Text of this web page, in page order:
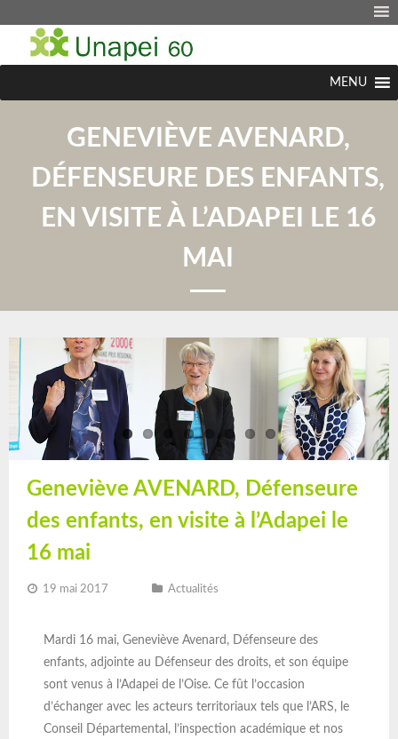
MENU
GENEVIÈVE AVENARD,
DÉFENSEURE DES ENFANTS,
EN VISITE À L’ADAPEI LE 16
MAI
Geneviève AVENARD, Défenseure
des enfants, en visite à l’Adapei le
16 mai
19 mai 2017 Actualités
Mardi 16 mai, Geneviève Avenard, Défenseure des
enfants, adjointe au Défenseur des droits, et son équipe
sont venus à l’Adapei de l’Oise. Ce fût l’occasion
d’échanger avec les acteurs territoriaux tels que l’ARS, le
Conseil Départemental, l’inspection académique et nos